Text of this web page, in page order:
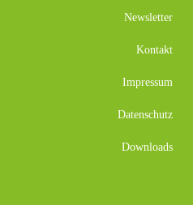
Newsletter
Kontakt
Impressum
Datenschutz
Downloads